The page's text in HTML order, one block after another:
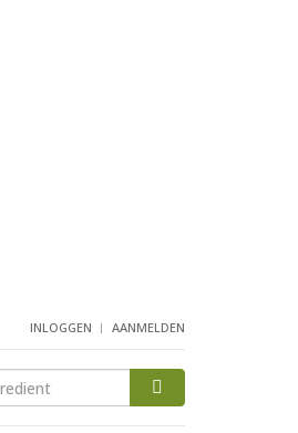
INLOGGEN AANMELDEN